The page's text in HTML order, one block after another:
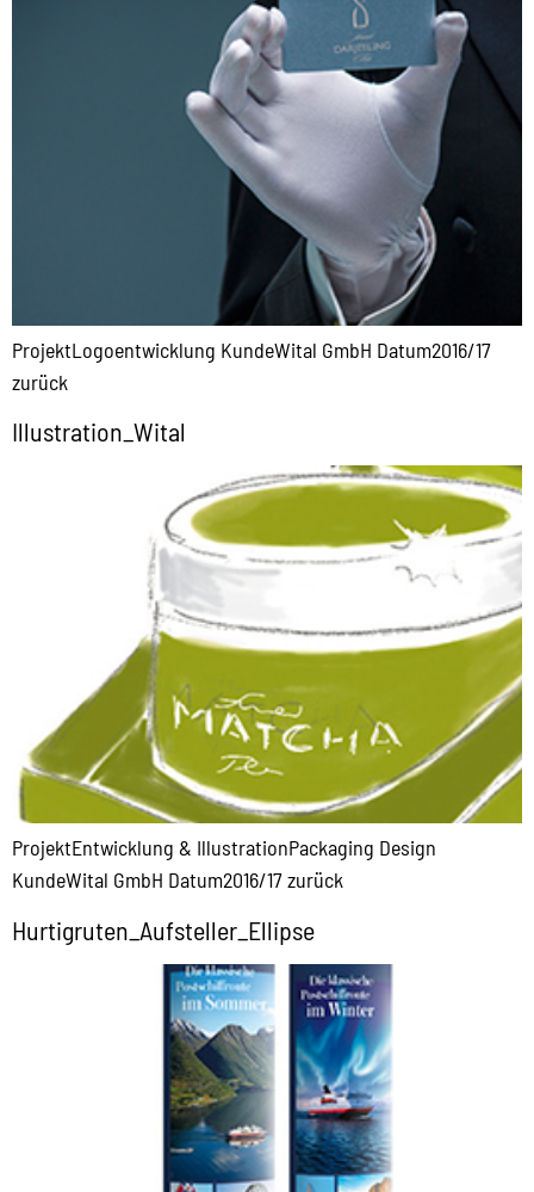
ProjektLogoentwicklung KundeWital GmbH Datum2016/17
zurück
Illustration_Wital
ProjektEntwicklung & IllustrationPackaging Design
KundeWital GmbH Datum2016/17 zurück
Hurtigruten_Aufsteller_Ellipse